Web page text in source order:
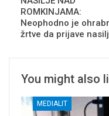
ROMKINJAMA:
Neophodno je
žrtve da prijave
You might also
MEDIALIT